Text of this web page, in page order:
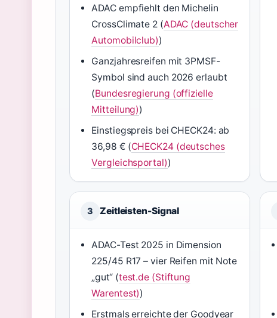
ADAC empfiehlt den Michelin
CrossClimate 2 (ADAC (deutscher
Automobilclub))
Ganzjahresreifen mit 3PMSF-
Symbol sind auch 2026 erlaubt
(Bundesregierung (offizielle
Mitteilung))
Einstiegspreis bei CHECK24: ab
36,98 € (CHECK24 (deutsches
Vergleichsportal))
3 Zeitleisten-Signal
ADAC-Test 2025 in Dimension
225/45 R17 – vier Reifen mit Note
„gut“ (test.de (Stiftung
Warentest))
Erstmals erreichte der Goodyear